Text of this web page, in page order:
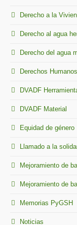
Derecho a la
Derecho al agua
Derecho del agua
Derechos
DVADF
DVADF Material
Equidad de género
Llamado a la
Mejoramiento de
Mejoramiento de
Memorias PyGSH
Noticias